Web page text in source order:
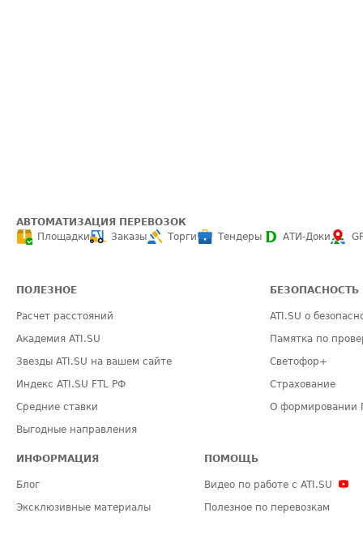
АВТОМАТИЗАЦИЯ ПЕРЕВОЗОК
Площадки
Заказы Торги Тендеры АТИ-Доки
ПОЛЕЗНОЕ
Расчет расстояний
Академия ATI.SU
Звезды ATI.SU на вашем сайте
Индекс ATI.SU FTL РФ
Средние ставки
Выгодные направления
БЕЗОПАСНОСТЬ
ATI.SU о
Памятка по
Светофор+
Страхование
О формировании
ИНФОРМАЦИЯ
Блог
Эксклюзивные материалы
ПОМОЩЬ
Видео по работе с ATI.SU
Полезное по перевозкам